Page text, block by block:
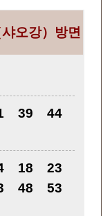
샤오강）방면
39
44
18
23
48
53